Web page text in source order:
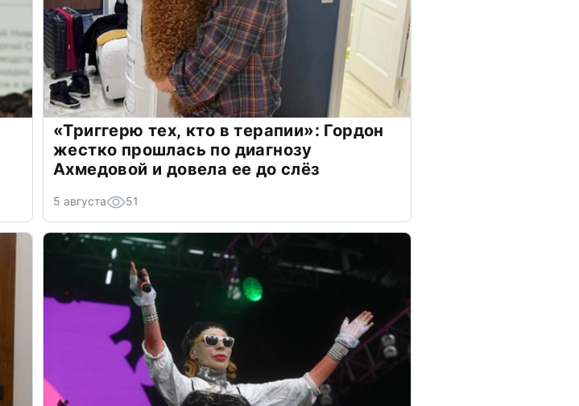
«Триггерю тех, кто в терапии»: Гордон
жестко прошлась по диагнозу
Ахмедовой и довела ее до слёз
5 августа 51